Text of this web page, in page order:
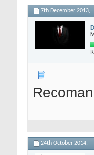
7th December 2013,
24th October 2014,